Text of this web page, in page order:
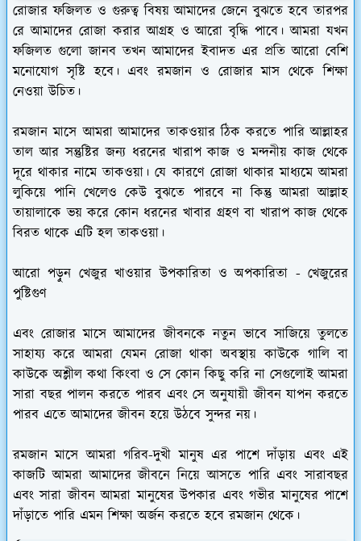
রোজার ফজিলত ও গুরুত্ব বিষয় আমাদের জেনে বুঝতে হবে তারপর
রে আমাদের রোজা করার আগ্রহ ও আরো বৃদ্ধি পাবে। আমরা যখন
ফজিলত গুলো জানব তখন আমাদের ইবাদত এর প্রতি আরো বেশি
মনোযোগ সৃষ্টি হবে। এবং রমজান ও রোজার মাস থেকে শিক্ষা
নেওয়া উচিত।
রমজান মাসে আমরা আমাদের তাকওয়ার ঠিক করতে পারি আল্লাহর
তাল আর সন্তুষ্টির জন্য ধরনের খারাপ কাজ ও মন্দনীয় কাজ থেকে
দূরে থাকার নামে তাকওয়া। যে কারণে রোজা থাকার মাধ্যমে আমরা
লুকিয়ে পানি খেলেও কেউ বুঝতে পারবে না কিন্তু আমরা আল্লাহ
তায়ালাকে ভয় করে কোন ধরনের খাবার গ্রহণ বা খারাপ কাজ থেকে
বিরত থাকে এটি হল তাকওয়া।
আরো পড়ুন খেজুর খাওয়ার উপকারিতা ও অপকারিতা - খেজুরের
পুষ্টিগুণ
এবং রোজার মাসে আমাদের জীবনকে নতুন ভাবে সাজিয়ে তুলতে
সাহায্য করে আমরা যেমন রোজা থাকা অবস্থায় কাউকে গালি বা
কাউকে অশ্লীল কথা কিংবা ও সে কোন কিছু করি না সেগুলোই আমরা
সারা বছর পালন করতে পারব এবং সে অনুযায়ী জীবন যাপন করতে
পারব এতে আমাদের জীবন হয়ে উঠবে সুন্দর নয়।
রমজান মাসে আমরা গরিব-দুখী মানুষ এর পাশে দাঁড়ায় এবং এই
কাজটি আমরা আমাদের জীবনে নিয়ে আসতে পারি এবং সারাবছর
এবং সারা জীবন আমরা মানুষের উপকার এবং গভীর মানুষের পাশে
দাঁড়াতে পারি এমন শিক্ষা অর্জন করতে হবে রমজান থেকে।